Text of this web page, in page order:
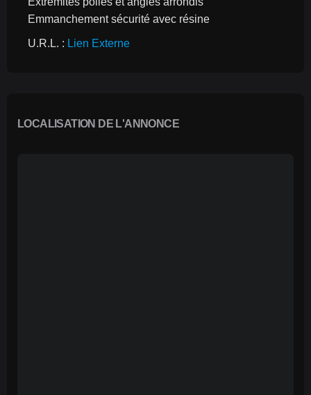
Emmanchement sécurité avec résine
U.R.L. : Lien Externe
LOCALISATION DE L'ANNONCE